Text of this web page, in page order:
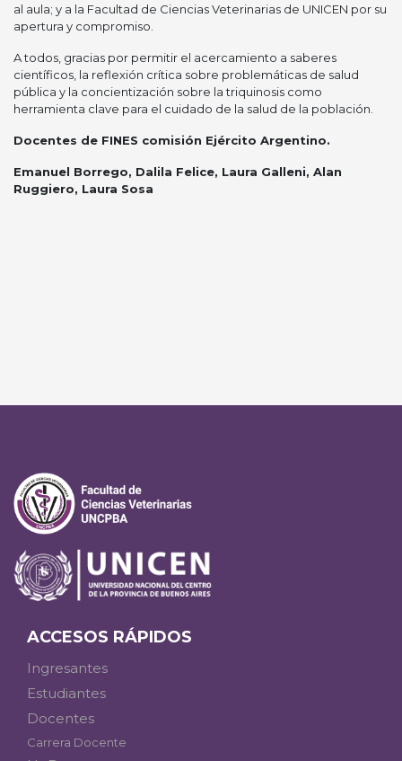
al aula; y a la Facultad de Ciencias Veterinarias de UNICEN por su
apertura y compromiso.
A todos, gracias por permitir el acercamiento a saberes
científicos, la reflexión crítica sobre problemáticas de salud
pública y la concientización sobre la triquinosis como
herramienta clave para el cuidado de la salud de la población.
Docentes de FINES comisión Ejército Argentino.
Emanuel Borrego, Dalila Felice, Laura Galleni, Alan
Ruggiero, Laura Sosa
ACCESOS RÁPIDOS
Ingresantes
Estudiantes
Docentes
Carrera Docente